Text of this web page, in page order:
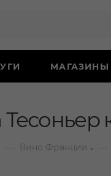
МАГАЗИНЫ
Вино Франции